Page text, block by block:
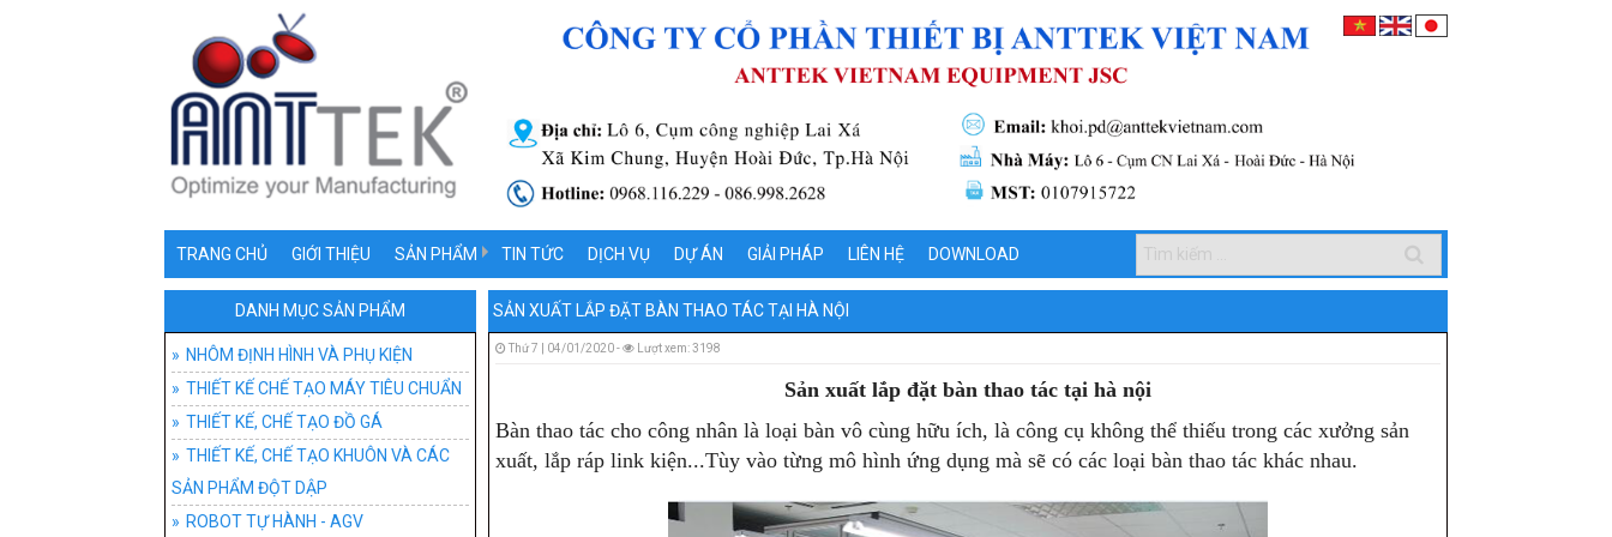
TRANG CHỦ GIỚI THIỆU SẢN PHẨM
NHÔM ĐỊNH HÌNH VÀ PHỤ KIỆN
NHÔM THANH ĐỊNH HÌNH CÔNG NGHIỆP
PHỤ KIỆN LẮP GHÉP NHÔM ĐỊNH HÌNH
THIẾT KẾ CHẾ TẠO MÁY TIÊU CHUẨN
THIẾT KẾ, CHẾ TẠO ĐỒ GÁ
ĐỒ GÁ IN
THIẾT KẾ, CHẾ TẠO KHUÔN VÀ CÁC SẢN PHẨM ĐỘT DẬP
TIN TỨC DỊCH VỤ DỰ ÁN GIẢI PHÁP LIÊN HỆ DOWNLOAD
DANH MỤC SẢN PHẨM
NHÔM ĐỊNH HÌNH VÀ PHỤ KIỆN
THIẾT KẾ CHẾ TẠO MÁY TIÊU CHUẨN
THIẾT KẾ, CHẾ TẠO ĐỒ GÁ
THIẾT KẾ, CHẾ TẠO KHUÔN VÀ CÁC
SẢN PHẨM ĐỘT DẬP
ROBOT TỰ HÀNH - AGV
SẢN XUẤT LẮP ĐẶT BÀN THAO TÁC TẠI HÀ NỘI
Thứ 7 | 04/01/2020 - Lượt xem: 3198
Sản xuất lắp đặt bàn thao tác tại hà nội
Bàn thao tác cho công nhân là loại bàn vô cùng hữu ích, là công cụ không thể thiếu trong các xưởng sản
xuất, lắp ráp link kiện...Tùy vào từng mô hình ứng dụng mà sẽ có các loại bàn thao tác khác nhau.